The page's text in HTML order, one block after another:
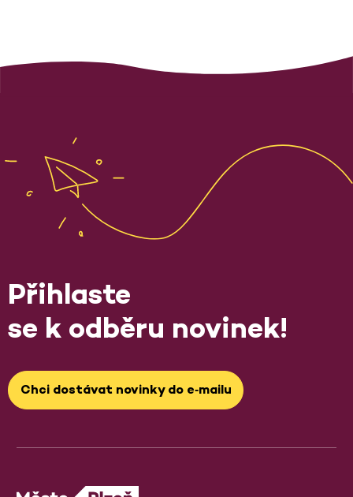
Přihlaste
se k odběru novinek!
Chci dostávat novinky do e‑mailu